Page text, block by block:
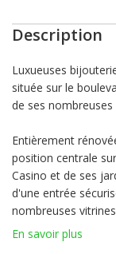
Description
Luxueuses
située sur le
de ses
Entièrement
position centrale
Casino et de ses
d'une entrée
nombreuses
coffre fort et
charges de
En savoir plus